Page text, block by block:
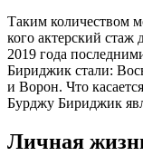
Таким количеством
кого актерский стаж
2019 года
Бириджик стали:
и Ворон. Что
Бурджу Бириджик
Личная